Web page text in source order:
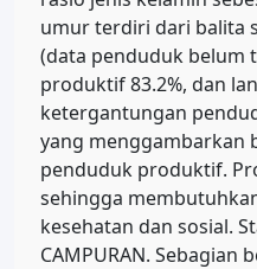
umur terdiri dari balita
(data penduduk belum
produktif 83.2%, dan
ketergantungan
yang menggambarkan
penduduk produktif.
sehingga
kesehatan dan sosial.
CAMPURAN. Sebagian